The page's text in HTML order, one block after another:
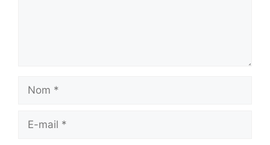
Nom